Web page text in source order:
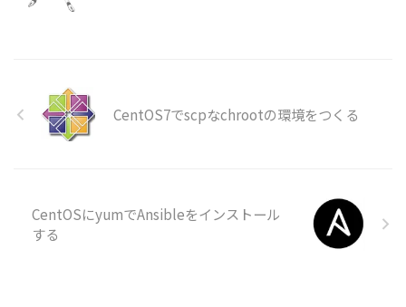
CentOS7でscpなchrootの環境をつくる
CentOSにyumでAnsibleをインストール
する